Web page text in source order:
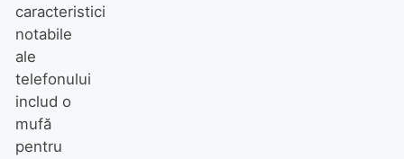
caracteristici
notabile
ale
telefonului
includ o
mufă
pentru